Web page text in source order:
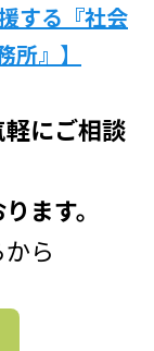
する『社会
』】
にご相談
ます。
ら